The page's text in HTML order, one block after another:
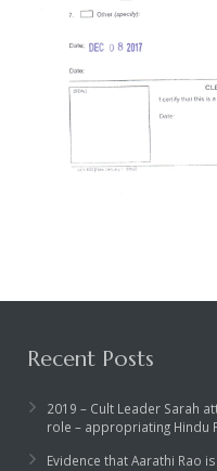
Recent Posts
2019 – Cult Leader Sarah
role – appropriating Hindu
Evidence that Aarathi Rao